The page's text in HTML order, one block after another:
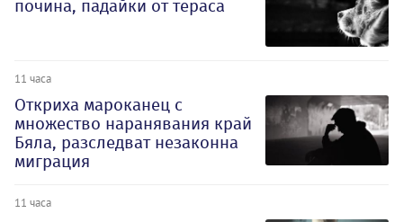
почина, падайки от тераса
11 часа
Откриха мароканец с
множество наранявания край
Бяла, разследват незаконна
миграция
11 часа